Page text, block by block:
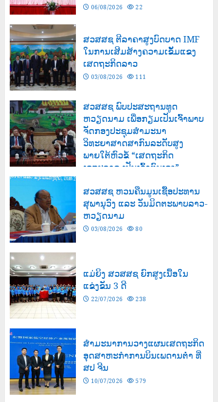
06/08/2026 22
ສວສສຊ ຕີລາຄາສູງບົດບາດ IMF
ໃນການເສີມສ້າງຄວາມເຂັ້ມແຂງ
ເສດຖະກິດລາວ
03/08/2026 111
ສວສສຊ ພົບປະສະຖານທູດ
ຫວຽດນາມ ເພື່ອກຽມເປັນເຈົ້າພາບ
ຈັດກອງປະຊຸມສຳມະນາ
ວິທະຍາສາດສາກົນລະດັບສູງ
ພາຍໃຕ້ຫົວຂໍ້ “ເສດຖະກິດ
ເອກະລາດ ເປັນເຈົ້າຕົນເອງ”
ສວສສຊ ຫວນຄືນມູນເຊື້ອປະທານ
ສຸພານຸວົງ ແລະ ວັນມິດຕະພາບລາວ-
ຫວຽດນາມ
03/08/2026 80
ແມ່ຍິງ ສວສສຊ ຍົກສູງເນື້ອໃນ
ແຂ່ງຂັນ 3 ດີ
22/07/2026 238
ສຳມະນາການວາງແຜນເສດຖະກິດ
ອຸດສາຫະກຳການບິນເພດານຕ່ຳ ທີ່
ສປ ຈີນ
10/07/2026 579